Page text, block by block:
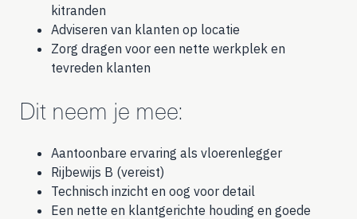
kitranden
Adviseren van klanten op locatie
Zorg dragen voor een nette werkplek en
tevreden klanten
Dit neem je mee:
Aantoonbare ervaring als vloerenlegger
Rijbewijs B (vereist)
Technisch inzicht en oog voor detail
Een nette en klantgerichte houding en goede